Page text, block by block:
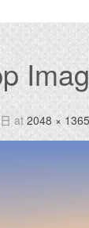
at 2048 × 1365